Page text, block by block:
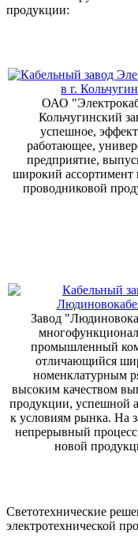
продукции:
ОАО
Кольчугинский
успешное,
работающее,
предприятие,
широкий ассортимент
проводниковой
Завод
промышленный
отличающийся
номенклатурным
высоким качеством
продукции, успешной
к условиям рынка. На
непрерывный
новой
Светотехнические
электротехнической